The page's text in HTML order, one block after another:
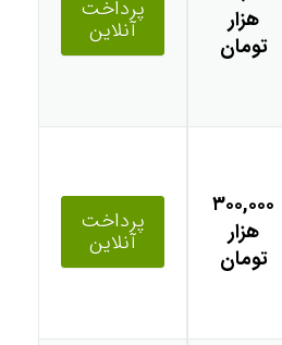
هزار
تومان
پرداخت
آنلاین
۳۰۰,۰۰۰
هزار
تومان
پرداخت
آنلاین